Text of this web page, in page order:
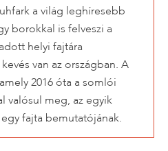
a világ leghíresebb
borokkal is felveszi a
helyi fajtára
van az országban. A
2016 óta a somlói
valósul meg, az egyik
fajta bemutatójának.